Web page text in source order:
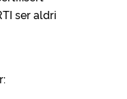
ser aldri